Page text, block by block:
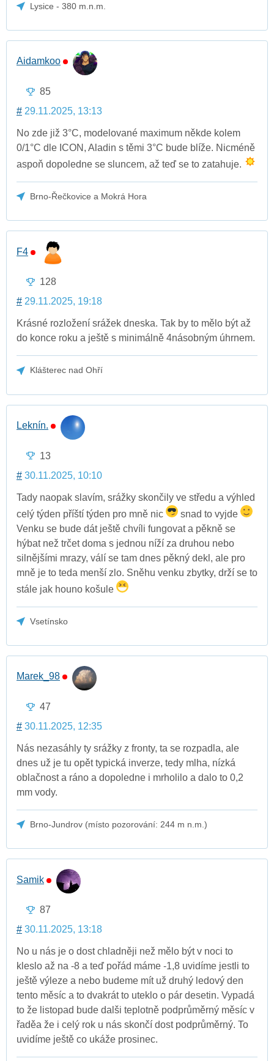
Lysice - 380 m.n.m.
Aidamkoo
85
# 29.11.2025, 13:13
No zde již 3°C, modelované maximum někde kolem
0/1°C dle ICON, Aladin s těmi 3°C bude blíže. Nicméně
aspoň dopoledne se sluncem, až teď se to zatahuje.
Brno-Řečkovice a Mokrá Hora
F4
128
# 29.11.2025, 19:18
Krásné rozložení srážek dneska. Tak by to mělo být až
do konce roku a ještě s minimálně 4násobným úhrnem.
Klášterec nad Ohří
Leknín.
13
# 30.11.2025, 10:10
Tady naopak slavím, srážky skončily ve středu a výhled
celý týden příští týden pro mně nic
snad to vyjde
Venku se bude dát ještě chvíli fungovat a pěkně se
hýbat než trčet doma s jednou níží za druhou nebo
silnějšími mrazy, válí se tam dnes pěkný dekl, ale pro
mně je to teda menší zlo. Sněhu venku zbytky, drží se to
stále jak houno košule
Vsetínsko
Marek_98
47
# 30.11.2025, 12:35
Nás nezasáhly ty srážky z fronty, ta se rozpadla, ale
dnes už je tu opět typická inverze, tedy mlha, nízká
oblačnost a ráno a dopoledne i mrholilo a dalo to 0,2
mm vody.
Brno-Jundrov (místo pozorování: 244 m n.m.)
Samik
87
# 30.11.2025, 13:18
No u nás je o dost chladněji než mělo být v noci to
kleslo až na -8 a teď pořád máme -1,8 uvidíme jestli to
ještě výleze a nebo budeme mít už druhý ledový den
tento měsíc a to dvakrát to uteklo o pár desetin. Vypadá
to že listopad bude dalši teplotně podprůměrný měsíc v
řaděa že i celý rok u nás skončí dost podprůměrný. To
uvidíme ještě co ukáže prosinec.